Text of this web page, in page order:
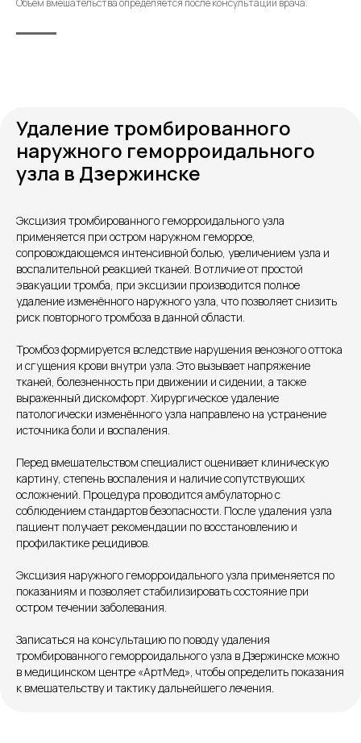
Объём вмешательства определяется после консультации врача.
Удаление тромбированного
наружного геморроидального
узла в Дзержинске
Эксцизия тромбированного геморроидального узла
применяется при остром наружном геморрое,
сопровождающемся интенсивной болью, увеличением узла и
воспалительной реакцией тканей. В отличие от простой
эвакуации тромба, при эксцизии производится полное
удаление изменённого наружного узла, что позволяет снизить
риск повторного тромбоза в данной области.
Тромбоз формируется вследствие нарушения венозного оттока
и сгущения крови внутри узла. Это вызывает напряжение
тканей, болезненность при движении и сидении, а также
выраженный дискомфорт. Хирургическое удаление
патологически изменённого узла направлено на устранение
источника боли и воспаления.
Перед вмешательством специалист оценивает клиническую
картину, степень воспаления и наличие сопутствующих
осложнений. Процедура проводится амбулаторно с
соблюдением стандартов безопасности. После удаления узла
пациент получает рекомендации по восстановлению и
профилактике рецидивов.
Эксцизия наружного геморроидального узла применяется по
показаниям и позволяет стабилизировать состояние при
остром течении заболевания.
Записаться на консультацию по поводу удаления
тромбированного геморроидального узла в Дзержинске можно
в медицинском центре «АртМед», чтобы определить показания
к вмешательству и тактику дальнейшего лечения.
Контакты
Сб. — с 08:00 до 18:00
Вс. — с 08:00 до 15:00
+7 8313 248 248
Единый номер
Петрищева д.35.пом.3
Патоличева 21Д,П.1
На ремонте
Новый
Розыгрыши и актуальные новости
в нашей официальной группе Вконтакте
Подписывайся